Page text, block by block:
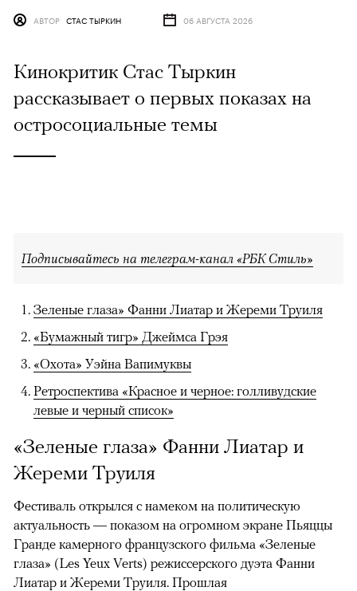
АВТОР СТАС ТЫРКИН 06 АВГУСТА 2026
Кинокритик Стас Тыркин
рассказывает о первых показах на
остросоциальные темы
Подписывайтесь на телеграм-канал «РБК Стиль»
Зеленые глаза» Фанни Лиатар и Жереми Труиля
«Бумажный тигр» Джеймса Грэя
«Охота» Уэйна Вапимуквы
Ретроспектива «Красное и черное: голливудские
левые и черный список»
«Зеленые глаза» Фанни Лиатар и
Жереми Труиля
Фестиваль открылся с намеком на политическую
актуальность — показом на огромном экране Пьяццы
Гранде камерного французского фильма «Зеленые
глаза» (Les Yeux Verts) режиссерского дуэта Фанни
Лиатар и Жереми Труиля. Прошлая